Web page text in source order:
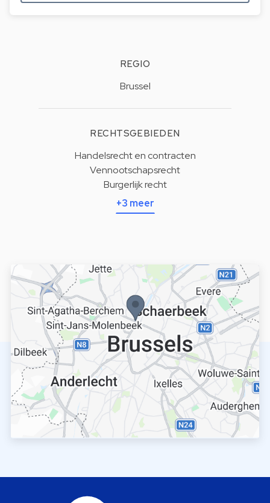
REGIO
Brussel
RECHTSGEBIEDEN
Handelsrecht en contracten
Vennootschapsrecht
Burgerlijk recht
+3 meer